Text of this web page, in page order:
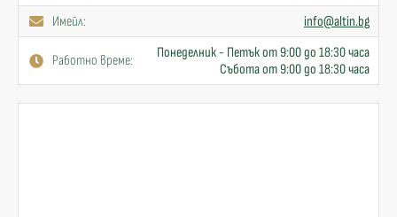
Имейл:
info@altin.bg
Работно време:
Понеделник - Петък от 9:00 до 18:30 часа
Събота от 9:00 до 18:30 часа